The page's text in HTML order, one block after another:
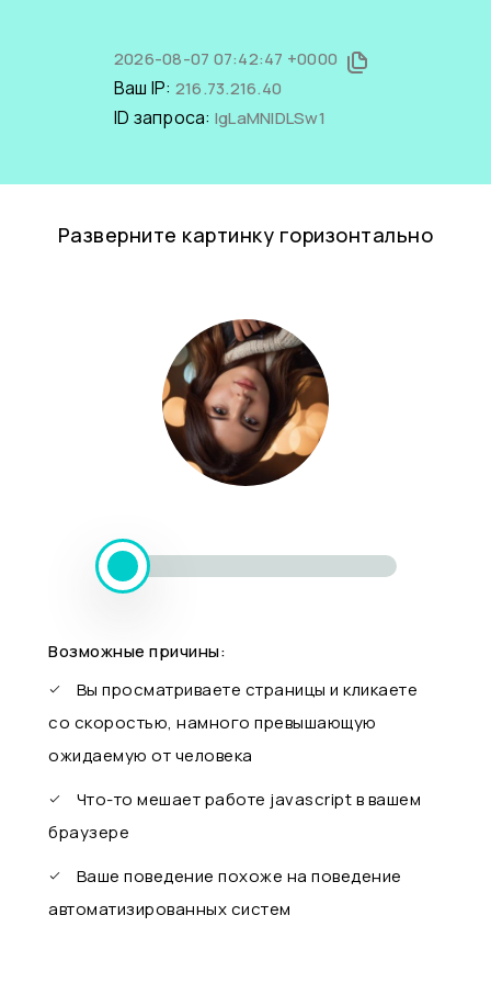
2026-08-07 07:42:47 +0000
Ваш IP: 216.73.216.40
ID запроса: lgLaMNIDLSw1
Разверните картинку горизонтально
Возможные причины:
Вы просматриваете страницы и кликаете
со скоростью, намного превышающую
ожидаемую от человека
Что-то мешает работе javascript в вашем
браузере
Ваше поведение похоже на поведение
автоматизированных систем